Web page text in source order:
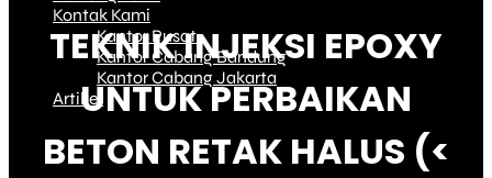
Kontak Kami
Kantor Pusat
Kantor Cabang Bandung
Kantor Cabang Jakarta
Artikel
TEKNIK INJEKSI EPOXY
UNTUK PERBAIKAN
BETON RETAK HALUS (<